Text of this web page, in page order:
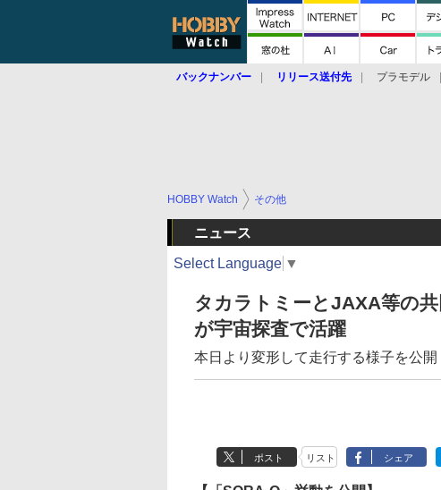
バックナンバー リリース送付先 プラモデル
HOBBY Watch その他
ニュース
Select Language ▼
タカラトミーとJAXA等の
が宇宙探査で活躍
本日より変形して走行する様子を公開
ポスト リスト シェア